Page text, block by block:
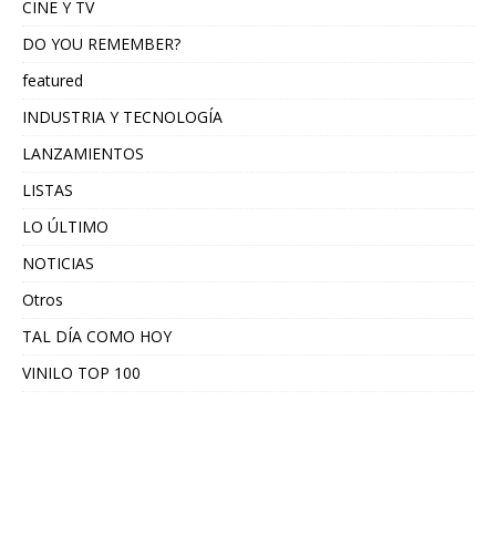
CINE Y TV
DO YOU REMEMBER?
featured
INDUSTRIA Y TECNOLOGÍA
LANZAMIENTOS
LISTAS
LO ÚLTIMO
NOTICIAS
Otros
TAL DÍA COMO HOY
VINILO TOP 100